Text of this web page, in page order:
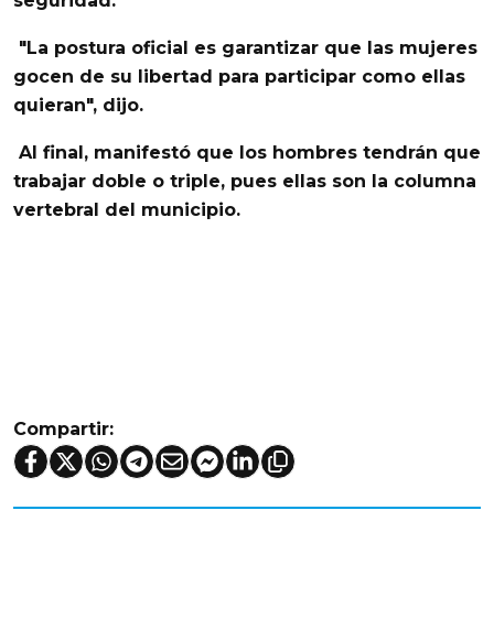
"La postura oficial es garantizar que las mujeres
gocen de su libertad para participar como ellas
quieran", dijo.
Al final, manifestó que los hombres tendrán que
trabajar doble o triple, pues ellas son la columna
vertebral del municipio.
Compartir: